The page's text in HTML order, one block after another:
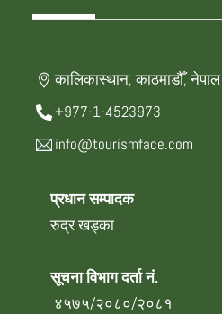
कालिकास्थान, काठमाडौँ, नेपाल
+977-1-4523973
info@tourismface.com
प्रधान सम्पादक
रुद्र खड्का
सूचना विभाग दर्ता नं.
४५७५/२०८०/२०८१